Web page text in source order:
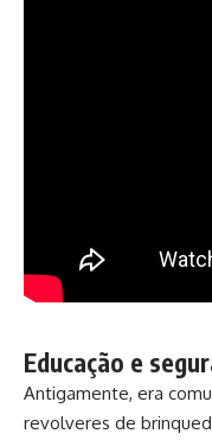
Educação e
Antigamente, era
revolveres de